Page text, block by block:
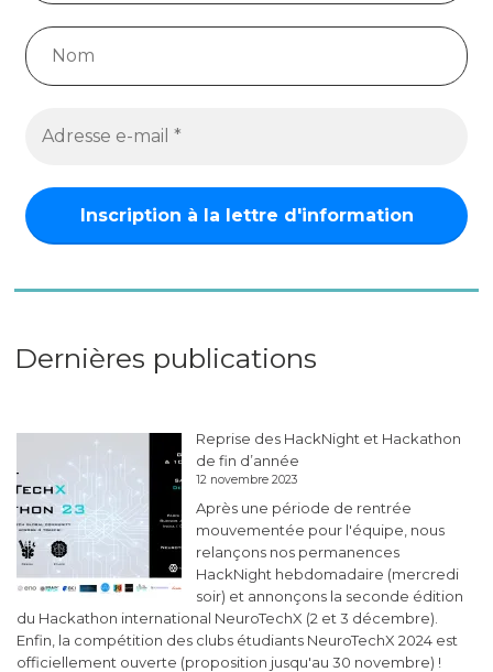
Dernières publications
Reprise des HackNight et Hackathon
de fin d’année
12 novembre 2023
Après une période de rentrée
mouvementée pour l'équipe, nous
relançons nos permanences
HackNight hebdomadaire (mercredi
soir) et annonçons la seconde édition
du Hackathon international NeuroTechX (2 et 3 décembre).
Enfin, la compétition des clubs étudiants NeuroTechX 2024 est
officiellement ouverte (proposition jusqu'au 30 novembre) !